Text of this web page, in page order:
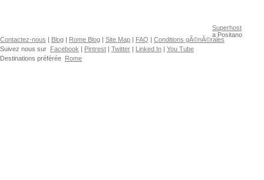
Contactez-nous | Blog | Rome Blog | Site Map | FAQ | Conditions gÃ©nÃ©rales
Suivez nous sur Facebook | Pintrest | Twitter | Linked In | You Tube
Destinations préférée Rome
Superhost
a Positano